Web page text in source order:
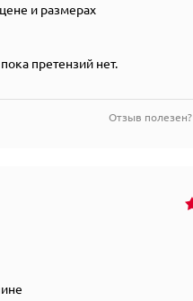
и размерах
претензий нет.
Отзыв полезен?